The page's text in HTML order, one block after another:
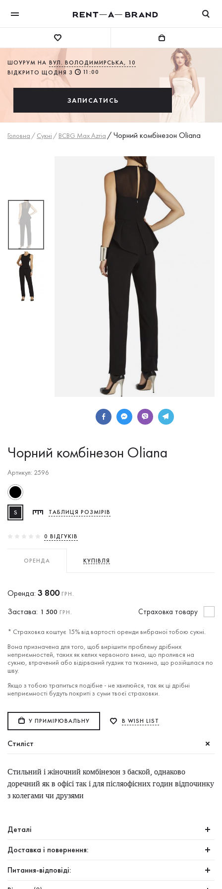
ШОУРУМ НА ВУЛ. ВОЛОДИМИРСЬКА, 10
ВІДКРИТО ЩОДНЯ З
11:00
ЗАПИСАТИСЬ
Головна / Сукнi / BCBG Max Azria /Чорний комбінезон Oliana
Чорний комбінезон Oliana
Артикул: 2596
S ТАБЛИЦЯ РОЗМІРІВ
0 ВIДГУКIВ
ОРЕНДА КУПІВЛЯ
Оренда: 3 800ГРН.
Застава: 1 500 ГРН. Cтраховка товару
* Страховка коштує 15% від вартості оренди вибраної тобою сукні.
Вона призначена для того, щоб вирішити проблему дрібних
неприємностей, таких як келих червоного вина, що пролився на
сукню, втрачений або відірваний гудзик та тканина, що розійшлася по
шву.
Якщо з тобою трапиться подібне - не хвилюйся, так як ці дрібні
неприємності будуть покриті з суми твоєї страховки.
У ПРИМІРЮВАЛЬНУ В WISH LIST
Стиліст
Стильний і жіночний комбінезон з баской, однаково
доречний як в офісі так і для післяофісних годин відпочинку
з колегами чи друзями
Деталі
Доставка і повернення:
Питання-відповіді: